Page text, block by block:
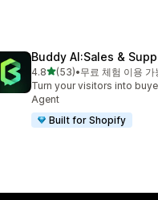
Buddy AI:Sales &
4.8별 5개 중
(53)
총 리뷰 53개
•무료 체험 이용 가
Turn your visitors into
Agent
Built for Shopify